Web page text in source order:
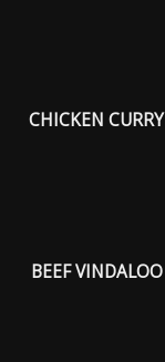
CHICKEN CURRY
BEEF VINDALOO